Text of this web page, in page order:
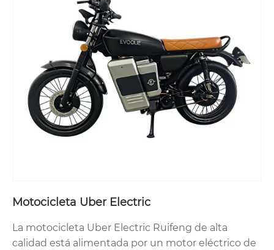
Motocicleta Uber Electric
La motocicleta Uber Electric Ruifeng de alta
calidad está alimentada por un motor eléctrico de